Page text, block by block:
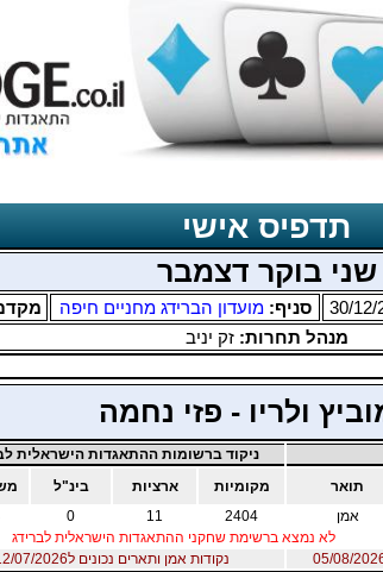
תדפיס אישי
שני בוקר דצמבר
30/12/ סניף:מועדון הברידג מחניים חיפה
מנהל תחרות:זק יניב
ולריו - פזי נחמה
ניקוד ברשומות ההתאגדות הישראלית
תואר מקומיות ארציות בינ"ל
אמן 2404
11
0
לא נמצא ברשימת שחקני ההתאגדות הישראלית לברידג
נקודות אמן ותארים נכונים ל12/07/2026